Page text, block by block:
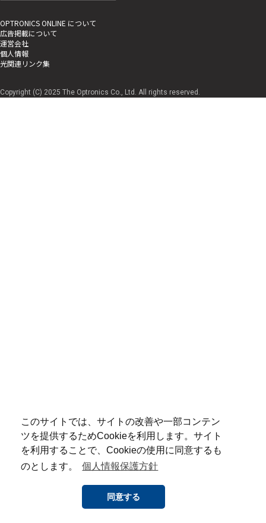
このサイトでは、サイトの改善や一部コンテン
ツを提供するためCookieを利用します。サイト
を利用することで、Cookieの使用に同意するも
のとします。
個人情報保護方針
同意する
OPTRONICS ONLINE について
広告掲載について
運営会社
個人情報
光関連リンク集
Copyright (C) 2025 The Optronics Co., Ltd. All rights reserved.